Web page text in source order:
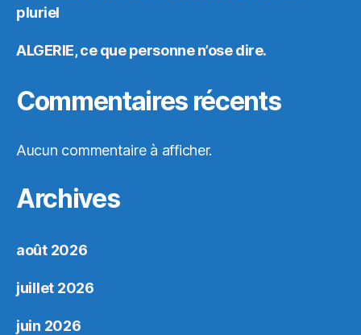
pluriel
ALGERIE, ce que personne n’ose dire.
Commentaires récents
Aucun commentaire à afficher.
Archives
août 2026
juillet 2026
juin 2026